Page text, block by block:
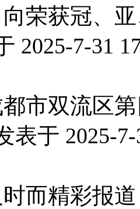
荣获冠、
2025-7-31
市双流区
表于 2025-7-
时而精彩报